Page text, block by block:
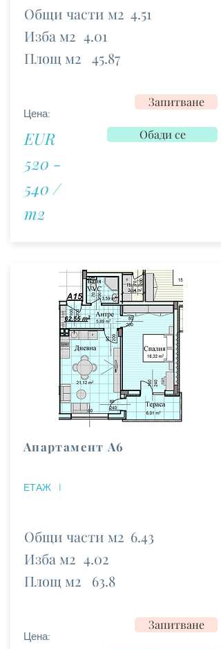
Общи части м2
Изба м2
Площ м2
4.51
4.01
45.87
Цена:
EUR
520 -
540 /
m2
Запитване
Обади се
Апартамент А6
I
ЕТАЖ
Общи части м2
Изба м2
Площ м2
6.43
4.02
63.8
Цена:
Запитване